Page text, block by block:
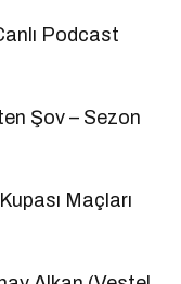
Podcast
Şov – Sezon
Maçları